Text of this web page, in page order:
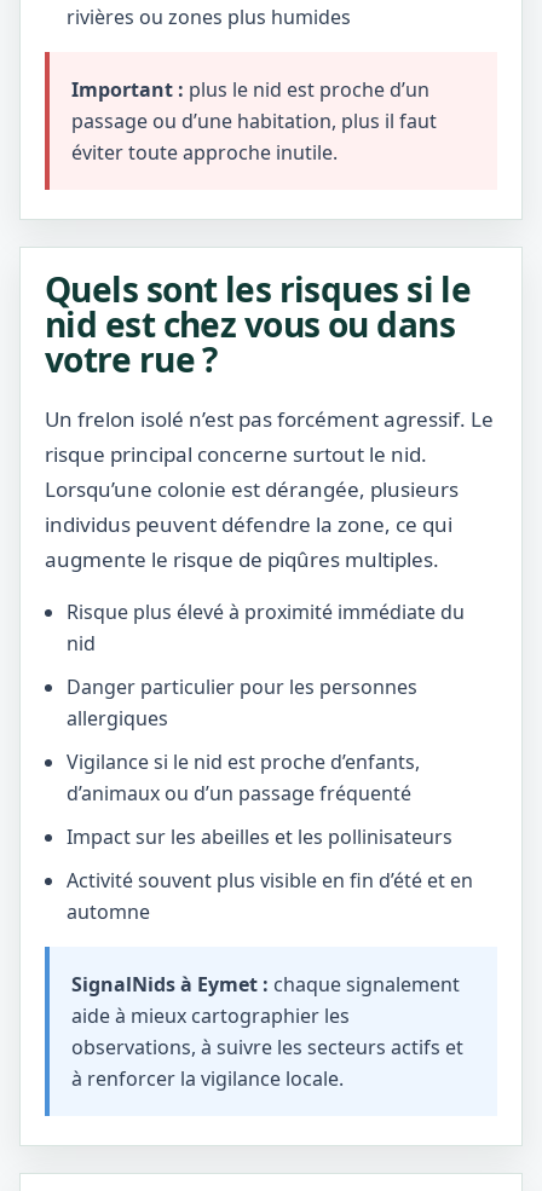
rivières ou zones plus humides
Important : plus le nid est proche d’un
passage ou d’une habitation, plus il faut
éviter toute approche inutile.
Quels sont les risques si le
nid est chez vous ou dans
votre rue ?
Un frelon isolé n’est pas forcément agressif. Le
risque principal concerne surtout le nid.
Lorsqu’une colonie est dérangée, plusieurs
individus peuvent défendre la zone, ce qui
augmente le risque de piqûres multiples.
Risque plus élevé à proximité immédiate du
nid
Danger particulier pour les personnes
allergiques
Vigilance si le nid est proche d’enfants,
d’animaux ou d’un passage fréquenté
Impact sur les abeilles et les pollinisateurs
Activité souvent plus visible en fin d’été et en
automne
SignalNids à Eymet : chaque signalement
aide à mieux cartographier les
observations, à suivre les secteurs actifs et
à renforcer la vigilance locale.